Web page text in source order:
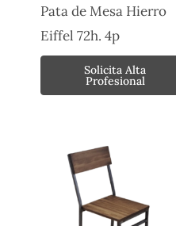
Pata de Mesa Hierro
Eiffel 72h. 4p
Solicita Alta
Profesional